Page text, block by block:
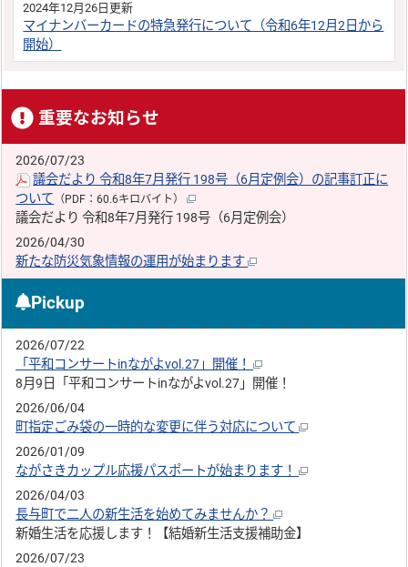
2024年12月26日更新
マイナンバーカードの特急発行について（令和6年12月2日から
開始）
重要なお知らせ
2026/07/23
議会だより 令和8年7月発行 198号（6月定例会）の記事訂正に
ついて （PDF：60.6キロバイト）
議会だより 令和8年7月発行 198号（6月定例会）
2026/04/30
新たな防災気象情報の運用が始まります
Pickup
2026/07/22
「平和コンサートinながよvol.27」開催！
8月9日「平和コンサートinながよvol.27」開催！
2026/06/04
町指定ごみ袋の一時的な変更に伴う対応について
2026/01/09
ながさきカップル応援パスポートが始まります！
2026/04/03
長与町で二人の新生活を始めてみませんか？
新婚生活を応援します！【結婚新生活支援補助金】
2026/07/23